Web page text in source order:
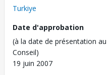
Turkiye
Date d'approbation
(à la date de présentation au
Conseil)
19 juin 2007